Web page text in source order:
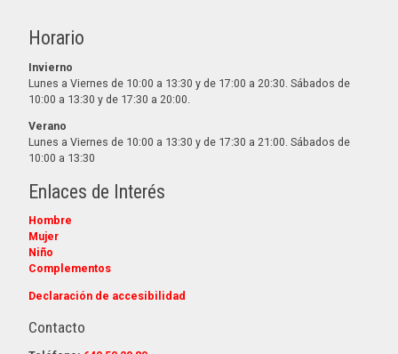
Horario
Invierno
Lunes a Viernes de 10:00 a 13:30 y de 17:00 a 20:30. Sábados de
10:00 a 13:30 y de 17:30 a 20:00.
Verano
Lunes a Viernes de 10:00 a 13:30 y de 17:30 a 21:00. Sábados de
10:00 a 13:30
Enlaces de Interés
Hombre
Mujer
Niño
Complementos
Declaración de accesibilidad
Contacto